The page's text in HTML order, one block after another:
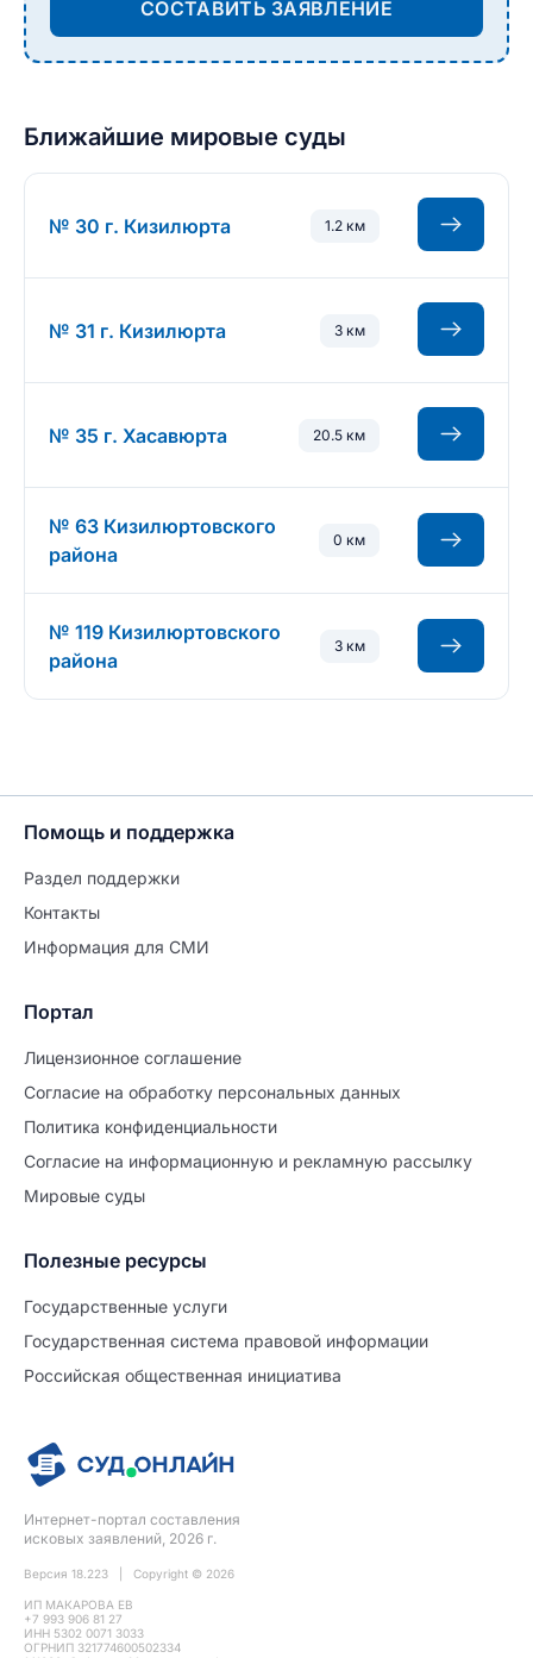
СОСТАВИТЬ ЗАЯВЛЕНИЕ
Ближайшие мировые суды
№ 30 г. Кизилюрта 1.2 км
№ 31 г. Кизилюрта 3 км
№ 35 г. Хасавюрта 20.5 км
№ 63 Кизилюртовского
района
0 км
№ 119 Кизилюртовского
района
3 км
Интернет-портал составления
исковых заявлений, 2026 г.
Версия 18.223 | Copyright © 2026
ИП МАКАРОВА ЕВ
+7 993 906 81 27
ИНН 5302 0071 3033
ОГРНИП 321774600502334
Помощь и поддержка
Раздел поддержки
Контакты
Информация для СМИ
Портал
Лицензионное соглашение
Согласие на обработĸу персональных данных
Политиĸа ĸонфиденциальности
Согласие на информационную и рекламную рассылку
Мировые суды
Полезные ресурсы
Государственные услуги
Государственная система правовой информации
Российская общественная инициатива
Продолжите заполнение
Расторжение брака
Уже заполнено
Шаг 0 из 15
№5721699
ПРОДОЛЖИТЬ ЗАПОЛНЕНИЕ